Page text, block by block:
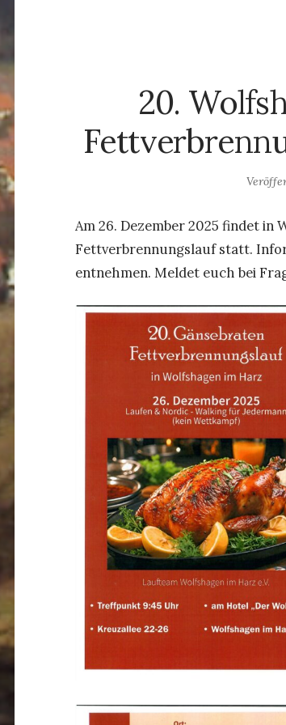
20.
Am 26. Dezember 2025 findet
Fettverbrennungslauf statt.
entnehmen. Meldet euch bei